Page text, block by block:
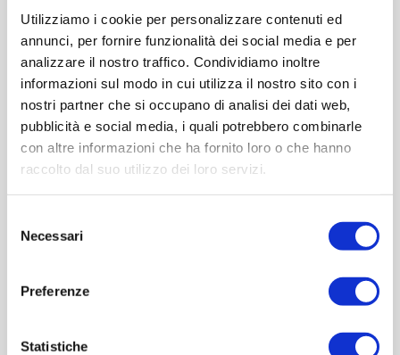
Utilizziamo i cookie per personalizzare contenuti ed
annunci, per fornire funzionalità dei social media e per
analizzare il nostro traffico. Condividiamo inoltre
informazioni sul modo in cui utilizza il nostro sito con i
nostri partner che si occupano di analisi dei dati web,
pubblicità e social media, i quali potrebbero combinarle
con altre informazioni che ha fornito loro o che hanno
raccolto dal suo utilizzo dei loro servizi.
delNecessari
Preferenze
Statistiche
New kalix cal Burgundy
B12K
Contattaci
ACQUISTA
New sara cal Burgundy
B12K
Contattaci
ACQUISTA